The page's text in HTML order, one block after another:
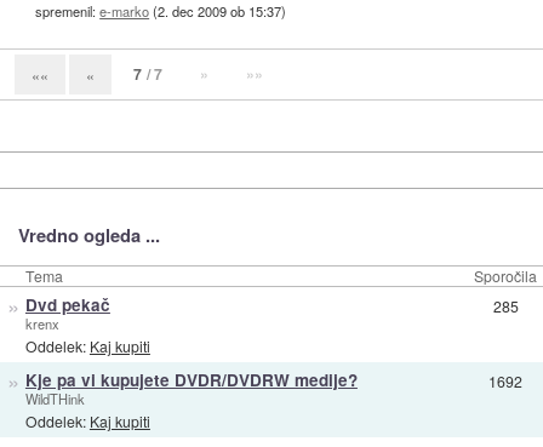
spremenil:e-marko(2. dec 2009 ob 15:37)
«« « 7 / 7 » »»
Vredno ogleda ...
Tema Sporočila
» Dvd pekač
krenx
Oddelek: Kaj kupiti
285
» Kje pa vi kupujete DVDR/DVDRW medije?
WildTHink
Oddelek: Kaj kupiti
1692